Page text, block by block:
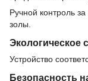
Ручной контроль
золы.
Экологическое
Устройство
Безопасность